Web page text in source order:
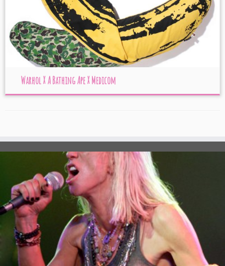
Warhol X A Bathing Ape X Medicom